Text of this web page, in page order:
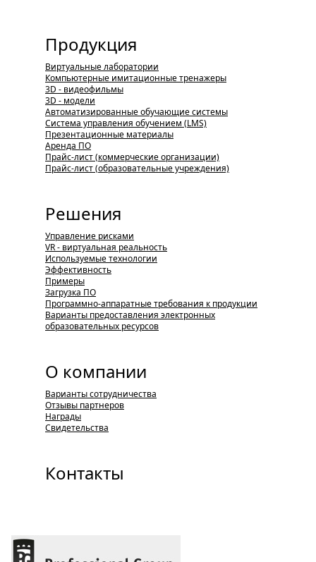
Продукция
Виртуальные лаборатории
Компьютерные имитационные тренажеры
3D - видеофильмы
3D - модели
Автоматизированные обучающие системы
Система управления обучением (LMS)
Презентационные материалы
Аренда ПО
Прайс-лист (коммерческие организации)
Прайс-лист (образовательные учреждения)
Решения
Управление рисками
VR - виртуальная реальность
Используемые технологии
Эффективность
Примеры
Загрузка ПО
Программно-аппаратные требования к продукции
Варианты предоставления электронных
образовательных ресурсов
О компании
Варианты сотрудничества
Отзывы партнеров
Награды
Свидетельства
Контакты